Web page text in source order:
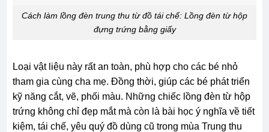
Cách làm lồng đèn trung thu từ đồ tái chế: Lồng đèn từ hộp
đựng trứng bằng giấy
Loại vật liệu này rất an toàn, phù hợp cho các bé nhỏ
tham gia cùng cha mẹ. Đồng thời, giúp các bé phát triển
kỹ năng cắt, vẽ, phối màu. Những chiếc lồng đèn từ hộp
trứng không chỉ đẹp mắt mà còn là bài học ý nghĩa về tiết
kiệm, tái chế, yêu quý đồ dùng cũ trong mùa Trung thu